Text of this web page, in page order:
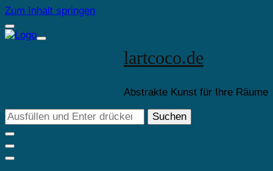
Zum Inhalt springen
lartcoco.de
Abstrakte Kunst für Ihre Räume
Suchst
du
nach
etwas?